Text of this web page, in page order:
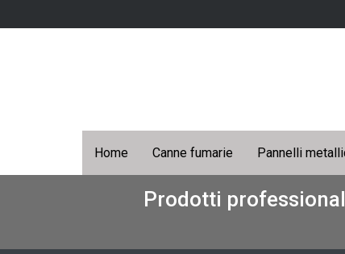
Home Canne fumarie Pannelli
Prodotti